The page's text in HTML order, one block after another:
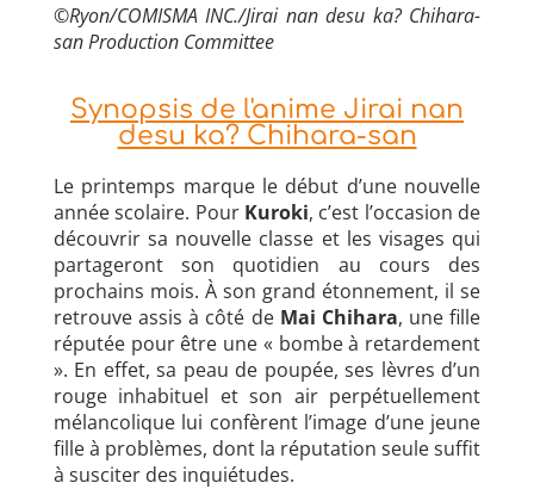
©Ryon/COMISMA INC./Jirai nan desu ka? Chihara-
san Production Committee
Synopsis de l'anime Jirai nan
desu ka? Chihara-san
Le printemps marque le début d’une nouvelle
année scolaire. Pour Kuroki, c’est l’occasion de
découvrir sa nouvelle classe et les visages qui
partageront son quotidien au cours des
prochains mois. À son grand étonnement, il se
retrouve assis à côté de Mai Chihara, une fille
réputée pour être une « bombe à retardement
». En effet, sa peau de poupée, ses lèvres d’un
rouge inhabituel et son air perpétuellement
mélancolique lui confèrent l’image d’une jeune
fille à problèmes, dont la réputation seule suffit
à susciter des inquiétudes.